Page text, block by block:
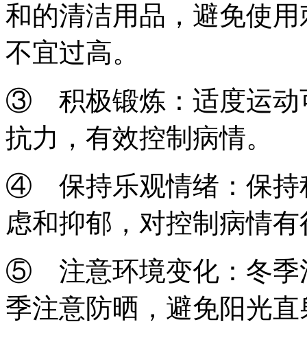
和的清洁用品，避免使
不宜过高。
③ 积极锻炼：适度运动
抗力，有效控制病情。
④ 保持乐观情绪：保持
虑和抑郁，对控制病情
⑤ 注意环境变化：冬季
季注意防晒，避免阳光